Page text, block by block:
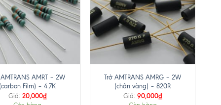
AMRT – 2W
Film) – 4.7K
Giá: 20,000₫
Trở AMTRANS AMRG – 2W
(chân vàng) – 820R
Giá: 90,000₫